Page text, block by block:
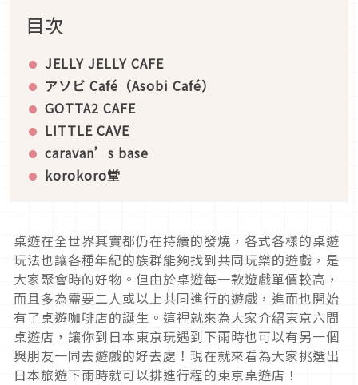
目次
JELLY JELLY CAFE
アソビ Café （Asobi Café）
GOTTA2 CAFE
LITTLE CAVE
caravan’s base
korokoro堂
桌遊在全世界其實都仍在持續的發燒，各式各樣的桌遊
玩法也讓各種年紀的族群能夠找到共同玩樂的遊戲，是
大家聚會時的好物。但由於桌遊每一款遊戲單價較高，
而且多為需要二人或以上共同進行的遊戲，進而也開始
有了桌遊咖啡店的誕生。這裡就來為大家介紹東京六間
桌遊店，讓你到日本東京玩遇到下雨時也可以有另一個
與朋友一同去遊戲的好去處！現在就來看為大家挑選出
日本旅遊下雨時就可以排進行程的東京桌遊店！